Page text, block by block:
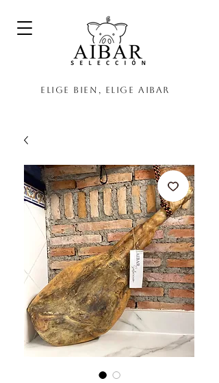
Elige bien, elige Aibar